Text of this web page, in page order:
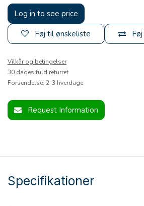
Log in to see price
Føj til ønskeliste
Vilkår og betingelser
30 dages fuld returret
Forsendelse: 2-3 hverdage
Request Information
Specifikationer